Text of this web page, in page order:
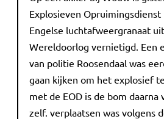
Explosieven Opruimingsdienst
Engelse luchtafweergranaat
Wereldoorlog vernietigd. Een
van politie Roosendaal was
gaan kijken om het explosief
met de EOD is de bom
zelf. verplaatsen was volgens